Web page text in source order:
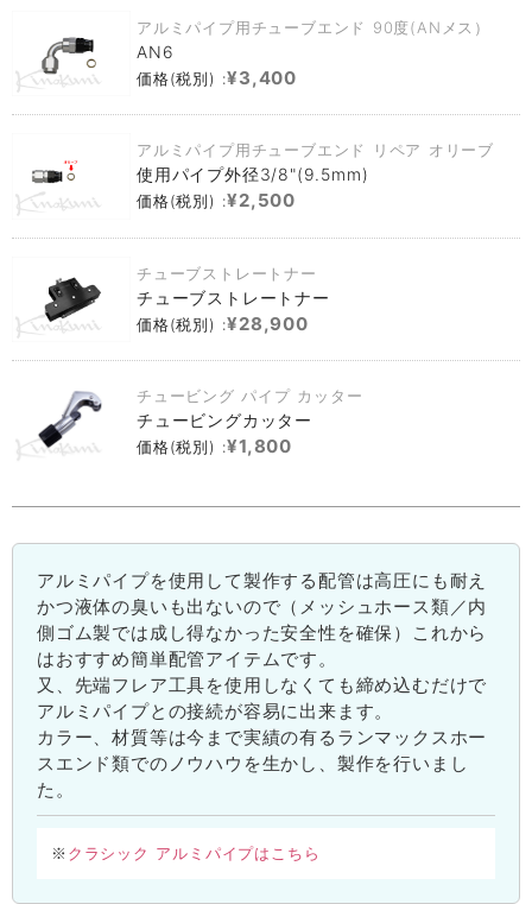
アルミパイプ用チューブエンド 90度(ANメス）
AN6
価格(税別) :¥3,400
アルミパイプ用チューブエンド リペア オリーブ
使用パイプ外径3/8"(9.5mm)
価格(税別) :¥2,500
チューブストレートナー
チューブストレートナー
価格(税別) :¥28,900
チュービング パイプ カッター
チュービングカッター
価格(税別) :¥1,800
アルミパイプを使用して製作する配管は高圧にも耐え
かつ液体の臭いも出ないので（メッシュホース類／内
側ゴム製では成し得なかった安全性を確保）これから
はおすすめ簡単配管アイテムです。
又、先端フレア工具を使用しなくても締め込むだけで
アルミパイプとの接続が容易に出来ます。
カラー、材質等は今まで実績の有るランマックスホー
スエンド類でのノウハウを生かし、製作を行いまし
た。
※ クラシック アルミパイプはこちら